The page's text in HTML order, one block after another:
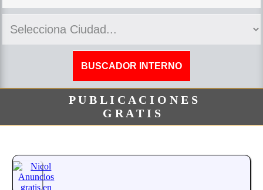
P U B L I C A C I O N E S
G R A T I S